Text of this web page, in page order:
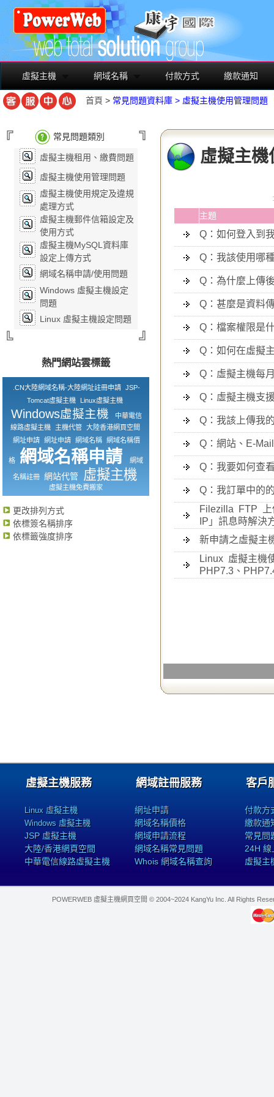
虛擬主機 網域名稱 付款方式 繳款通知
首頁 > 常見問題資料庫 > 虛擬主機使用管理問題
常見問題類別
虛擬主機租用、繳費問題
虛擬主機使用管理問題
虛擬主機使用規定及違規
處理方式
虛擬主機郵件信箱設定及
使用方式
虛擬主機MySQL資料庫
設定上傳方式
網域名稱申請/使用問題
Windows 虛擬主機設定
問題
Linux 虛擬主機設定問題
熱門網站雲標籤
.CN大陸網域名稱-大陸網址註冊申請 JSP-
Tomcat虛擬主機
Linux虛擬主機
Windows虛擬主機
中華電信
線路虛擬主機
主機代管 大陸香港網頁空間
網址申請 網址申請 網域名稱 網域名稱價
格 網域名稱申請 網域
名稱註冊 網站代管 虛擬主機
虛擬主機免費搬家
更改排列方式
依標簽名稱排序
依標籤強度排序
虛擬主
主題
Q：如何登入到
Q：我該使用哪
Q：為什麼上傳
Q：甚麼是資料
Q：檔案權限是
Q：如何在虛擬
Q：虛擬主機每
Q：虛擬主機支
Q：我該上傳我
Q：網站、E-
Q：我要如何查
Q：我訂單中的
Filezilla FTP 上
IP」訊息時解決
新申請之虛擬
Linux 虛擬主機
PHP7.3、
虛擬主機服務
Linux 虛擬主機
Windows 虛擬主機
JSP 虛擬主機
大陸/香港網頁空間
中華電信線路虛擬主機
網域註冊服務
網址申請
網域名稱價格
網域申請流程
網域名稱常見問題
Whois 網域名稱查詢
客戶
付款方
繳款通
常見問
24H 線
虛擬主
POWERWEB 虛擬主機網頁空間 © 2004~2024 KangYu Inc. All Rights